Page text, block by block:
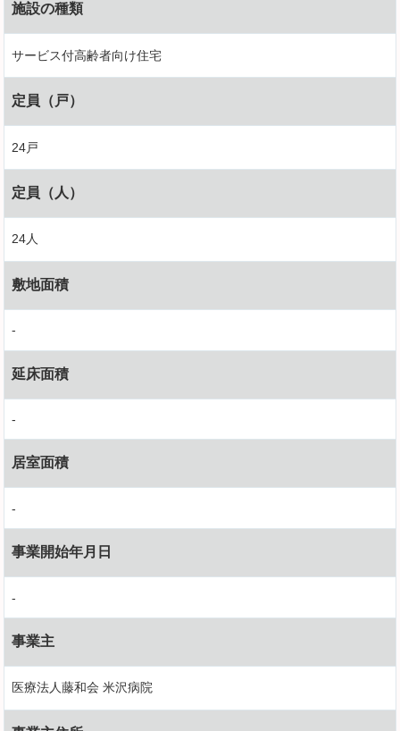
施設の種類
サービス付高齢者向け住宅
定員（戸）
24戸
定員（人）
24人
敷地面積
-
延床面積
-
居室面積
-
事業開始年月日
-
事業主
医療法人藤和会 米沢病院